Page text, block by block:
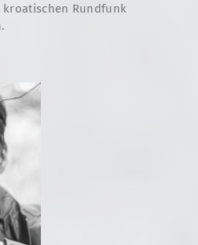
Rundfunk